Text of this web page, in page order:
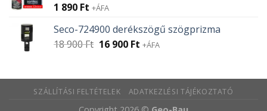
1 890 Ft +ÁFA
Seco-724900 derékszögű szögprizma
18 900Ft Original
18
900 Ft.
16 900 FtCurrent
16
900 Ft.
+ÁFA
SZÁLLÍTÁSI FELTÉTELEK ADATKEZLÉSI TÁJÉKOZTATÓ